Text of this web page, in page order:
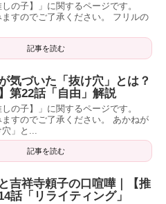
の子】」に関するページです。
すのでご了承ください。 フリルの
記事を読む
気づいた「抜け穴」とは？
第22話「自由」解説
の子】」に関するページです。
すのでご了承ください。 あかねが
」と...
記事を読む
吉祥寺頼子の口喧嘩｜【推
話「リライティング」